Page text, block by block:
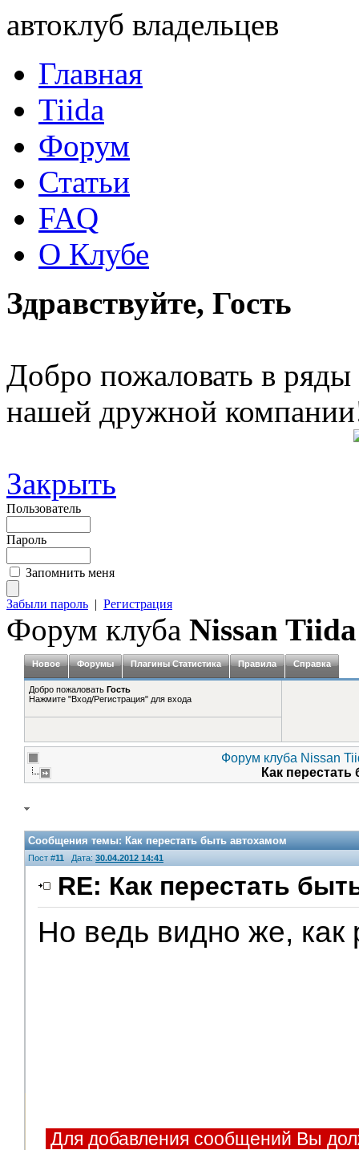
автоклуб владельцев
Главная
Tiida
Форум
Статьи
FAQ
О Клубе
Здравствуйте, Гость
Добро пожаловать в ряды
нашей дружной
Закрыть
Пользователь
Пароль
Запомнить меня
Забыли пароль | Регистрация
Форум клуба Nissan Tiida
Новое Форумы Плагины Статистика Правила Справка
Добро пожаловать Гость
Нажмите "Вход/Регистрация" для входа
Форум клуба Nissan
Как
Сообщения темы:Как перестать быть автохамом
Пост #11 Дата: 30.04.2012 14:41
RE: Как перестать
Но ведь видно же, как
Для добавления сообщений Вы